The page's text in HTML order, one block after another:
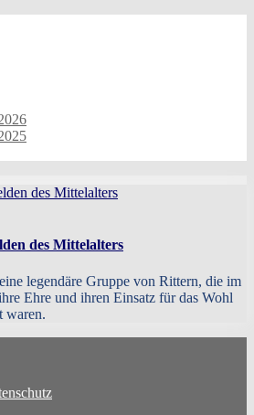
des Mittelalters
legendäre Gruppe von Rittern, die im
Ehre und ihren Einsatz für das Wohl
waren.